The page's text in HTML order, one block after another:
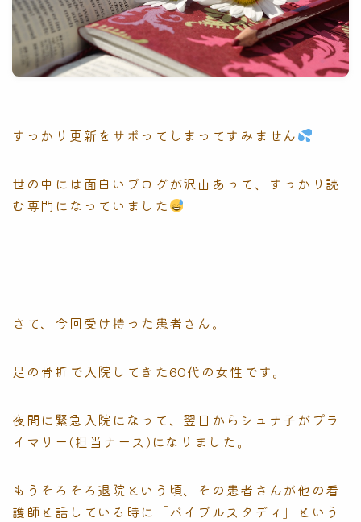
すっかり更新をサボってしまってすみません
世の中には面白いブログが沢山あって、すっかり読
む専門になっていました
さて、今回受け持った患者さん。
足の骨折で入院してきた60代の女性です。
夜間に緊急入院になって、翌日からシュナ子がプラ
イマリー(担当ナース)になりました。
もうそろそろ退院という頃、その患者さんが他の看
護師と話している時に「バイブルスタディ」という